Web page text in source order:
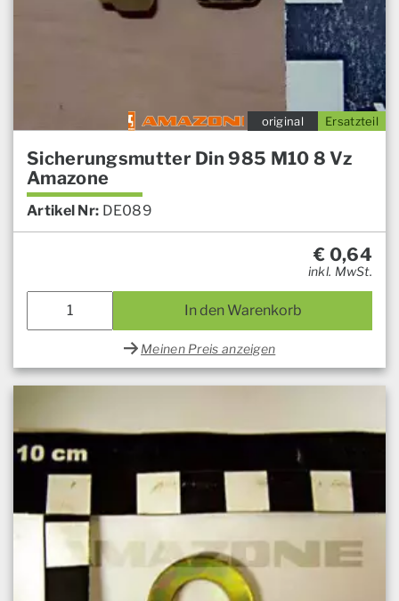
Ersatzteil
original
Sicherungsmutter Din 985 M10 8 Vz
Amazone
Artikel Nr: DE089
€ 0,64
inkl. MwSt.
In den Warenkorb
Meinen Preis anzeigen